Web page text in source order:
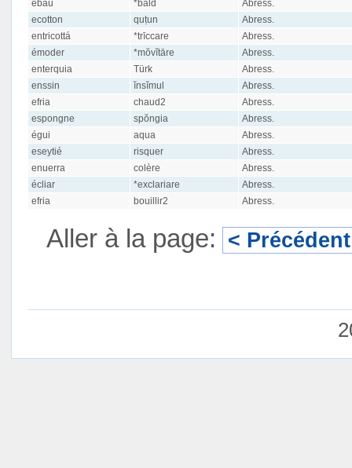
ébau
*bald
Abress.
ecotton
quṭun
Abress.
entricottá
*trīccare
Abress.
émoder
*mŏvĭtāre
Abress.
enterquia
Türk
Abress.
enssin
ĭnsĭmul
Abress.
efria
chaud2
Abress.
espongne
spŏngia
Abress.
égui
aqua
Abress.
eseytié
risquer
Abress.
enuerra
colère
Abress.
écliar
*exclariare
Abress.
efria
bouillir2 Abress.
Aller à la page: < Précédent